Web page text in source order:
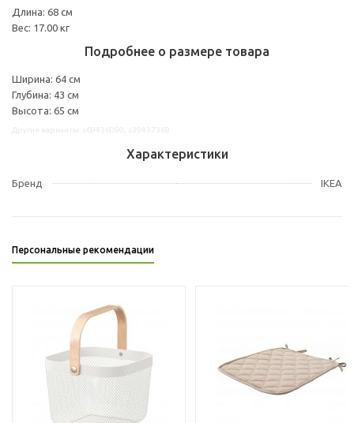
Длина: 68 см
Вес: 17.00 кг
Подробнее о размере товара
Ширина: 64 см
Глубина: 43 см
Высота: 65 см
Характеристики
Бренд IKEA
Персональные рекомендации